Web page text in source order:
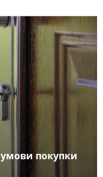
умови покупки